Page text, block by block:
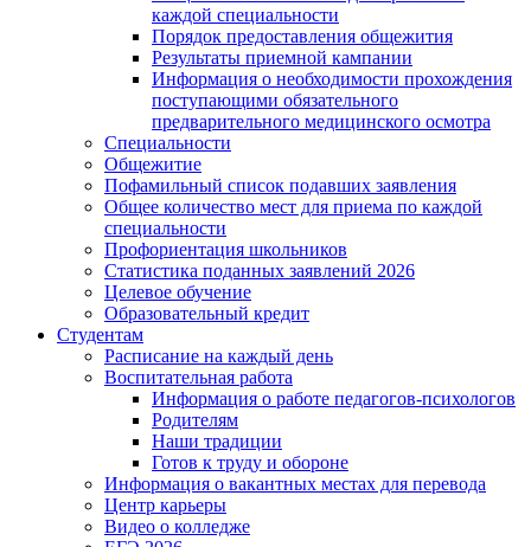
каждой специальности
Порядок предоставления общежития
Результаты приемной кампании
Информация о необходимости прохождения
поступающими обязательного
предварительного медицинского осмотра
Специальности
Общежитие
Пофамильный список подавших заявления
Общее количество мест для приема по каждой
специальности
Профориентация школьников
Статистика поданных заявлений 2026
Целевое обучение
Образовательный кредит
Студентам
Расписание на каждый день
Воспитательная работа
Информация о работе педагогов-психологов
Родителям
Наши традиции
Готов к труду и обороне
Информация о вакантных местах для перевода
Центр карьеры
Видео о колледже